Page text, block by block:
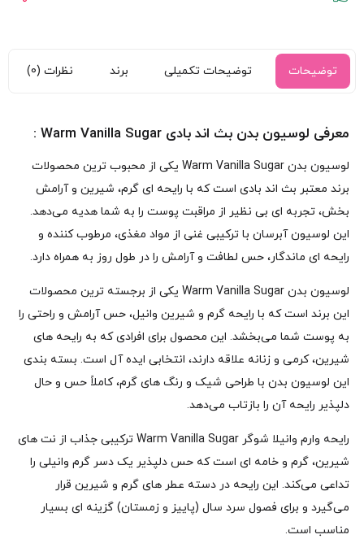
توضیحات توضیحات تکمیلی برند نظرات (0)
معرفی لوسیون بدن بث اند بادی Warm Vanilla Sugar :
لوسیون بدن Warm Vanilla Sugar یکی از محبوب‌ ترین محصولات
برند معتبر بث اند بادی است که با رایحه‌ ای گرم، شیرین و آرامش‌
بخش، تجربه‌ ای بی‌ نظیر از مراقبت پوست را به شما هدیه می‌دهد.
این لوسیون آبرسان با ترکیبی غنی از مواد مغذی، مرطوب‌ کننده و
رایحه‌ ای ماندگار، حس لطافت و آرامش را در طول روز به همراه دارد.
لوسیون بدن Warm Vanilla Sugar یکی از برجسته‌ ترین محصولات
این برند است که با رایحه گرم و شیرین وانیل، حس آرامش و راحتی را
به پوست شما می‌بخشد. این محصول برای افرادی که به رایحه‌ های
شیرین، کرمی و زنانه علاقه دارند، انتخابی ایده‌ آل است. بسته‌ بندی
این لوسیون بدن با طراحی شیک و رنگ‌ های گرم، کاملاً حس و حال
دلپذیر رایحه‌ آن را بازتاب می‌دهد.
رایحه‌ وارم وانیلا شوگر Warm Vanilla Sugar ترکیبی جذاب از نت‌ های
شیرین، گرم و خامه‌ ای است که حس دلپذیر یک دسر گرم وانیلی را
تداعی می‌کند. این رایحه در دسته عطر های گرم و شیرین قرار
می‌گیرد و برای فصول سرد سال (پاییز و زمستان) گزینه‌ ای بسیار
مناسب است.